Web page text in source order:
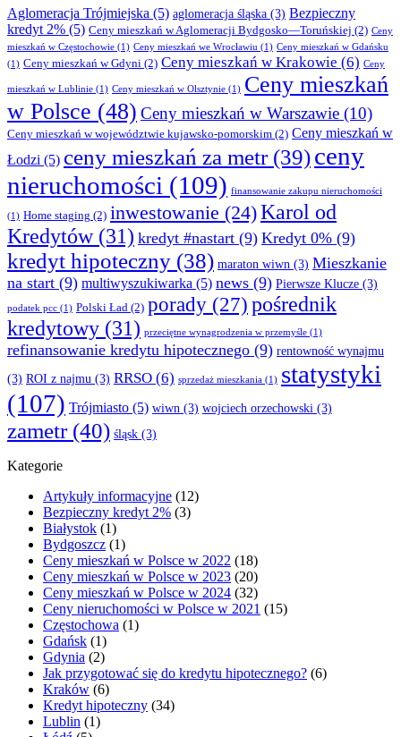
Aglomeracja Trójmiejska (5) aglomeracja śląska (3) Bezpieczny
kredyt 2% (5) Ceny mieszkań w Aglomeracji Bydgosko—Toruńskiej (2) Ceny
mieszkań w Częstochowie (1) Ceny mieszkań we Wrocławiu (1) Ceny mieszkań w Gdańsku
(1) Ceny mieszkań w Gdyni (2) Ceny mieszkań w Krakowie (6) Ceny
mieszkań w Lublinie (1) Ceny mieszkań w Olsztynie (1) Ceny mieszkań
w Polsce (48) Ceny mieszkań w Warszawie (10)
Ceny mieszkań w województwie kujawsko-pomorskim (2) Ceny mieszkań w
Łodzi (5) ceny mieszkań za metr(39)ceny
nieruchomości (109) finansowanie zakupu nieruchomości
(1) Home staging (2) inwestowanie (24)Karol od
Kredytów(31) kredyt #nastart (9) Kredyt 0% (9)
kredyt hipoteczny (38) maraton wiwn (3) Mieszkanie
na start (9) multiwyszukiwarka (5) news (9) Pierwsze Klucze (3)
podatek pcc (1) Polski Ład (2) porady (27) pośrednik
kredytowy (31) przeciętne wynagrodzenia w przemyśle (1)
refinansowanie kredytu hipotecznego (9) rentowność wynajmu
(3) ROI z najmu (3) RRSO (6) sprzedaż mieszkania (1) statystyki
(107) Trójmiasto (5) wiwn (3) wojciech orzechowski (3)
zametr(40) śląsk (3)
Kategorie
Artykuły informacyjne (12)
Bezpieczny kredyt 2% (3)
Białystok (1)
Bydgoszcz (1)
Ceny mieszkań w Polsce w 2022 (18)
Ceny mieszkań w Polsce w 2023 (20)
Ceny mieszkań w Polsce w 2024 (32)
Ceny nieruchomości w Polsce w 2021 (15)
Częstochowa (1)
Gdańsk (1)
Gdynia (2)
Jak przygotować się do kredytu hipotecznego? (6)
Kraków (6)
Kredyt hipoteczny (34)
Lublin (1)